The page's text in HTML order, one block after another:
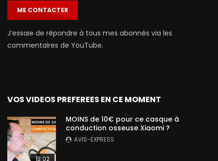
ME CONTACTER
J’essaie de répondre à tous mes abonnés via les
commentaires de YouTube.
VOS VIDEOS PREFEREES EN CE MOMENT
13:02
MOINS de 10€ pour ce casque à
conduction osseuse Xiaomi ?
AVIS-EXPRESS